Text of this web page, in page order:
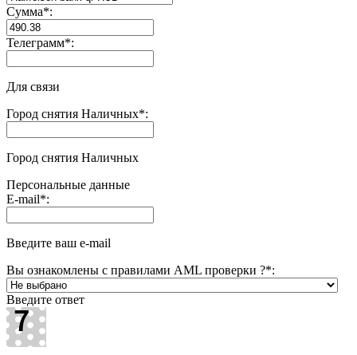
Сумма*:
Телеграмм*:
Для связи
Город снятия Наличных*:
Город снятия Наличных
Персональные данные
E-mail*:
Введите ваш e-mail
Вы ознакомлены с правилами AML проверки ?*:
Введите ответ